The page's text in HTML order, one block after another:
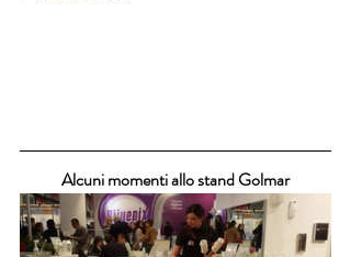
Alcuni momenti allo stand Golmar